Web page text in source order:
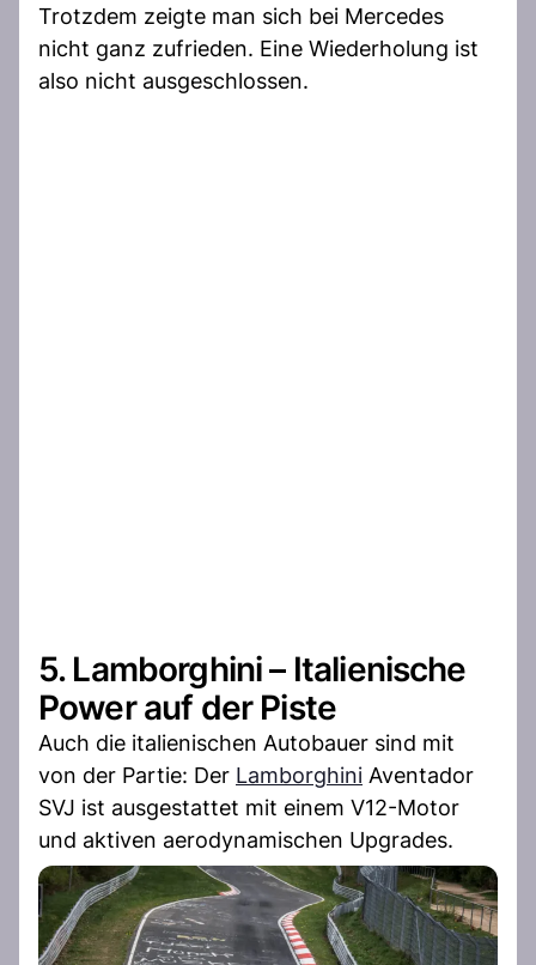
Trotzdem zeigte man sich bei Mercedes
nicht ganz zufrieden. Eine Wiederholung ist
also nicht ausgeschlossen.
5. Lamborghini – Italienische
Power auf der Piste
Auch die italienischen Autobauer sind mit
von der Partie: Der Lamborghini Aventador
SVJ ist ausgestattet mit einem V12-Motor
und aktiven aerodynamischen Upgrades.